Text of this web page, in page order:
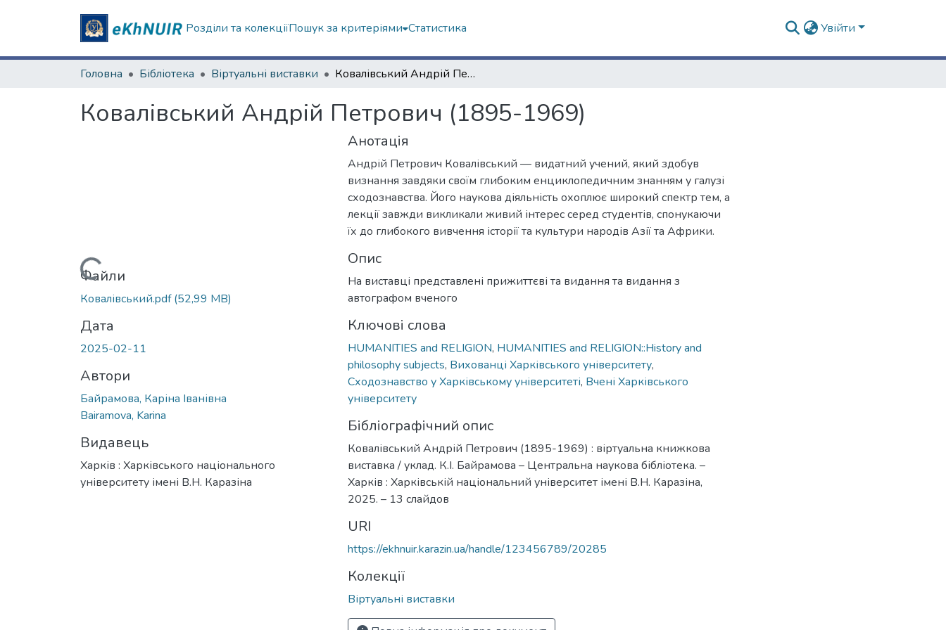
Розділи та колекціїПошук за критеріями Статистика Увійти
Головна Бібліотека Віртуальні виставки Ковалівський Андрій Петрович (1895-1969)
Ковалівський Андрій Петрович (1895-1969)
Вантажиться...
Файли
Ковалівський.pdf(52,99 MB)
Дата
2025-02-11
Автори
Байрамова, Каріна Іванівна
Bairamova, Karina
Видавець
Харків : Харківського національного
університету імені В.Н. Каразіна
Анотація
Андрій Петрович Ковалівський — видатний учений, який здобув
визнання завдяки своїм глибоким енциклопедичним знанням у галузі
сходознавства. Його наукова діяльність охоплює широкий спектр тем, а
лекції завжди викликали живий інтерес серед студентів, спонукаючи
їх до глибокого вивчення історії та культури народів Азії та Африки.
Опис
На виставці представлені прижиттєві та видання та видання з
автографом вченого
Ключові слова
HUMANITIES and RELIGION, HUMANITIES and RELIGION::History and
philosophy subjects, Вихованці Харківського університету,
Сходознавство у Харківському університеті, Вчені Харківського
університету
Бібліографічний опис
Ковалівський Андрій Петрович (1895-1969) : віртуальна книжкова
виставка / уклад. К.І. Байрамова – Центральна наукова бібліотека. –
Харків : Харківській національний університет імені В.Н. Каразіна,
2025. – 13 слайдов
URI
https://ekhnuir.karazin.ua/handle/123456789/20285
Колекції
Віртуальні виставки